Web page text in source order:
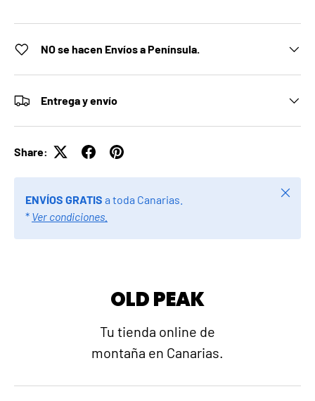
NO se hacen Envíos a Península.
Entrega y envío
Share:
ENVÍOS GRATIS a toda Canarias.
* Ver condiciones.
Close
OLD PEAK
Tu tienda online de
montaña en Canarias.